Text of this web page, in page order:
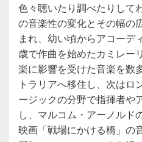
色々聴いたり調べたりして
の音楽性の変化とその幅の
まれ、幼い頃からアコーデ
歳で作曲を始めたカミレー
楽に影響を受けた音楽を数
トラリアへ移住し、次はロ
ージックの分野で指揮者や
し、マルコム・アーノルド
映画「戦場にかける橋」の